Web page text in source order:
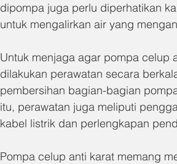
dipompa juga perlu diperhatikan
untuk mengalirkan air yang
Untuk menjaga agar pompa celup
dilakukan perawatan secara
pembersihan bagian-bagian
itu, perawatan juga meliputi
kabel listrik dan perlengkapan
Pompa celup anti karat memang